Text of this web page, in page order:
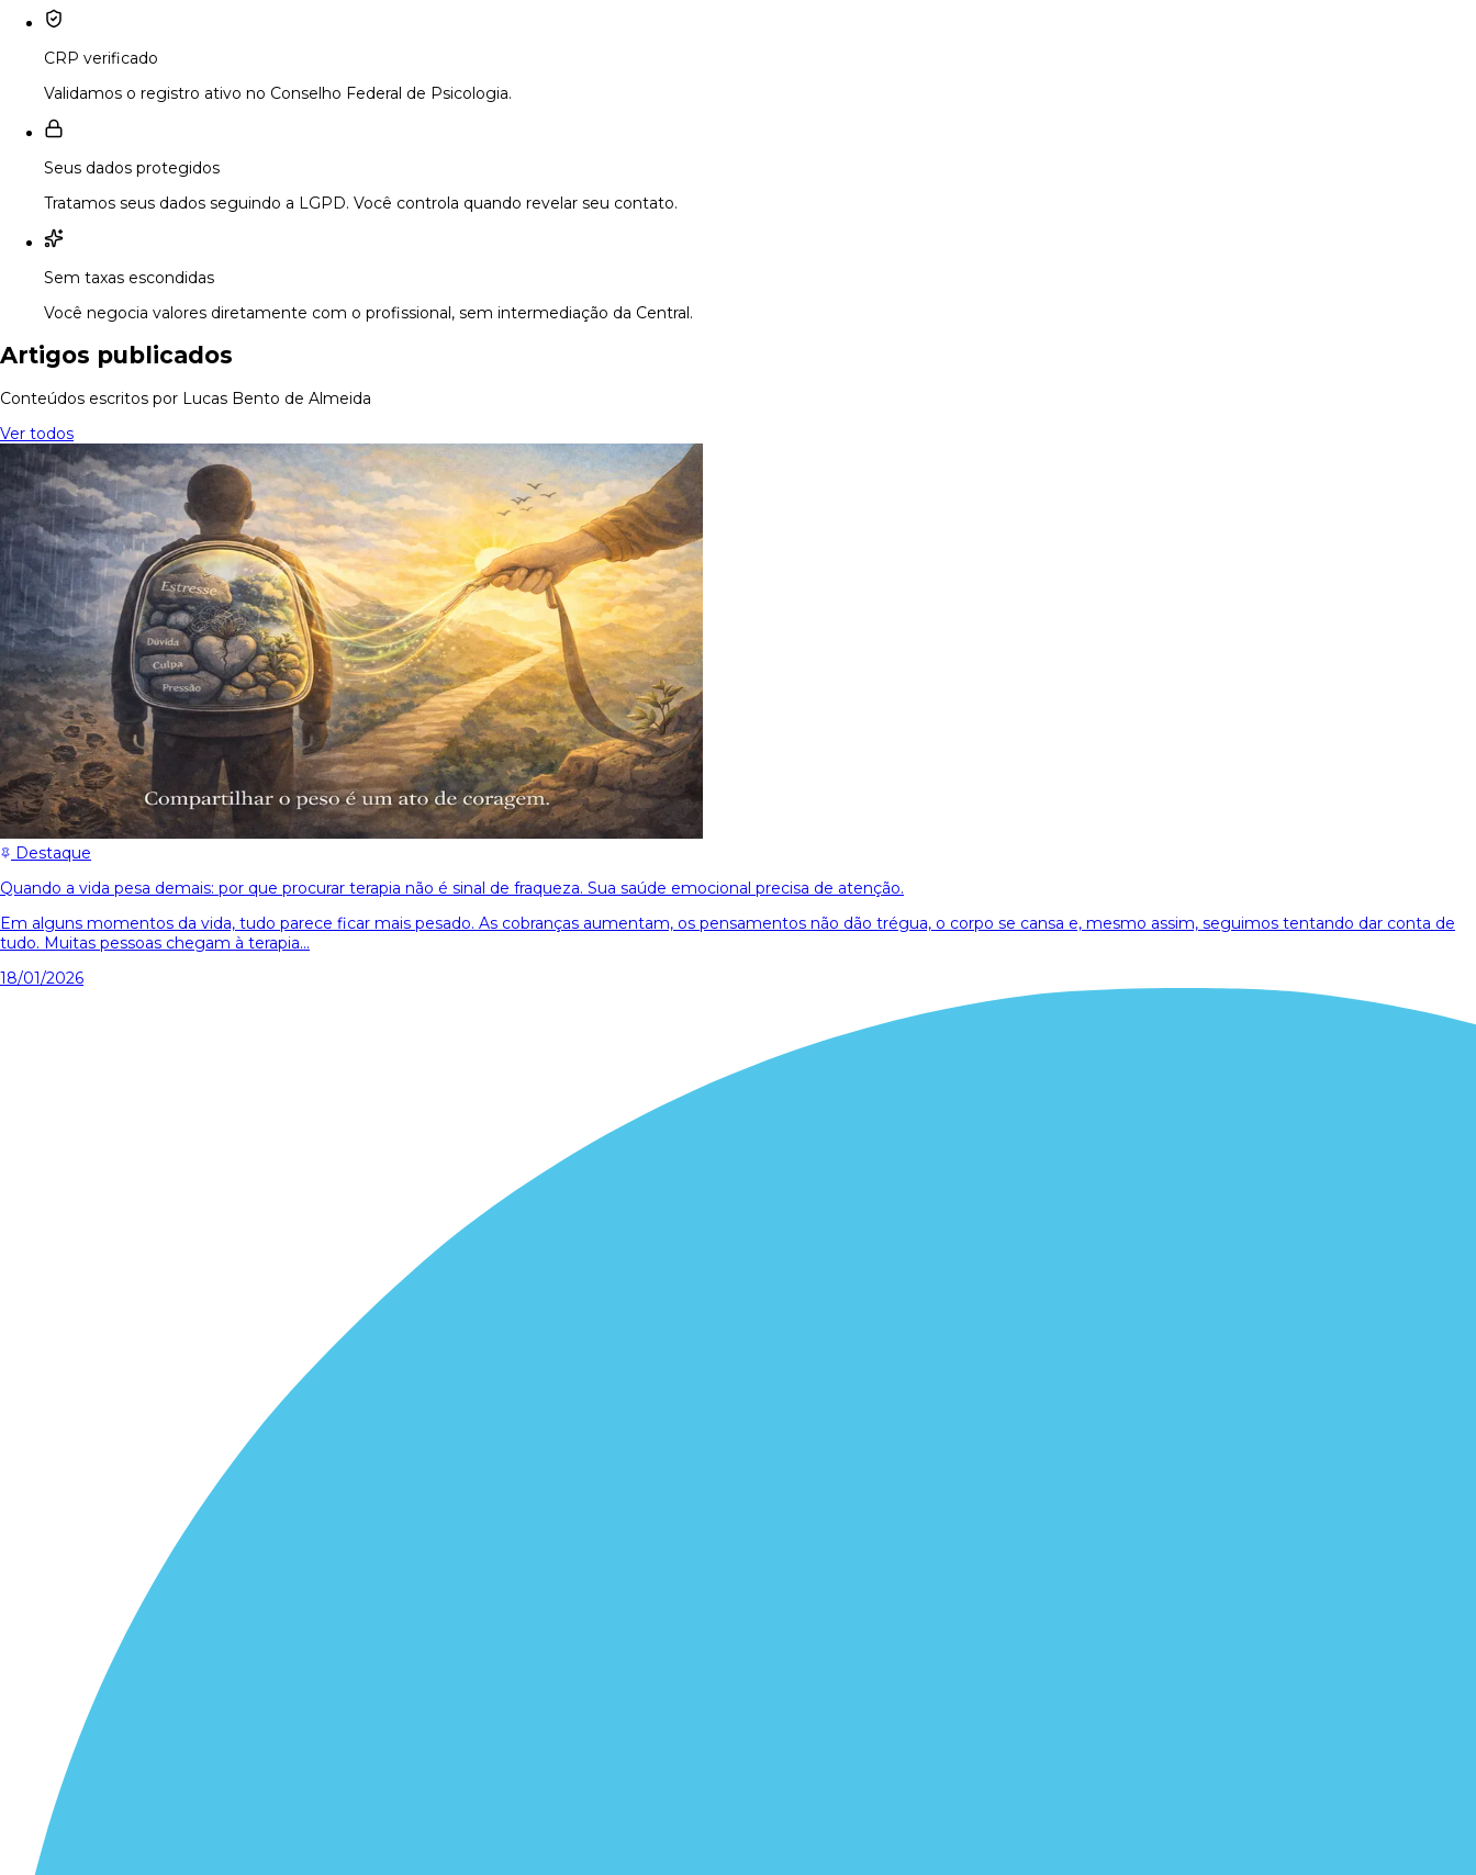
CRP verificado
Validamos o registro ativo no Conselho Federal de Psicologia.
Seus dados protegidos
Tratamos seus dados seguindo a LGPD. Você controla quando revelar seu contato.
Sem taxas escondidas
Você negocia valores diretamente com o profissional, sem intermediação da Central.
Artigos publicados
Conteúdos escritos por Lucas Bento de Almeida
Ver todos
Destaque
Quando a vida pesa demais: por que procurar terapia não é sinal de fraqueza. Sua saúde emocional precisa de atenção.
Em alguns momentos da vida, tudo parece ficar mais pesado. As cobranças aumentam, os pensamentos não dão trégua, o corpo se cansa e, mesmo assim, seguimos tentando dar conta de
tudo. Muitas pessoas chegam à terapia...
18/01/2026